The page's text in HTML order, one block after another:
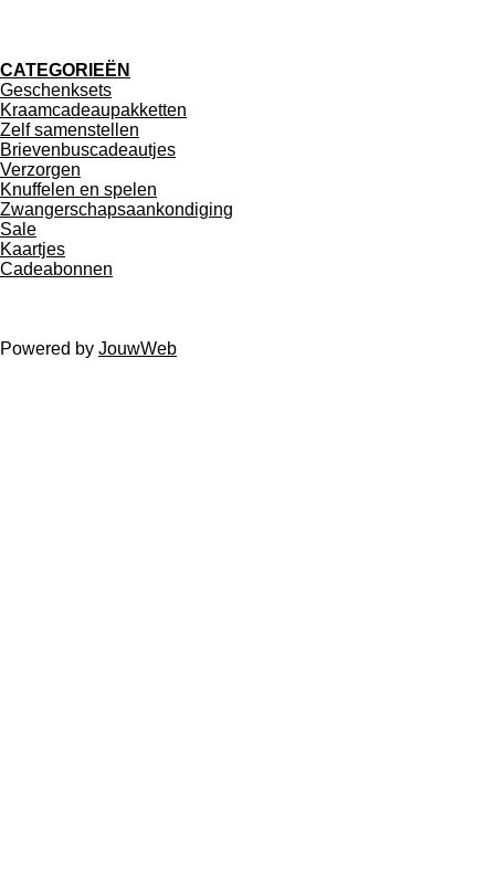
c
e
b
o
o
k
CATEGORIEËN
Geschenksets
Kraamcadeaupakketten
Zelf samenstellen
Brievenbuscadeautjes
Verzorgen
Knuffelen en spelen
Zwangerschapsaankondiging
Sale
Kaartjes
Cadeabonnen
Powered by JouwWeb